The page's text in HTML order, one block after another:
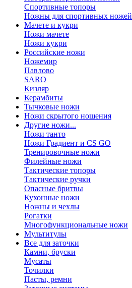
Спортивные топоры
Ножны для спортивных ножей
Мачете и кукри
Ножи мачете
Ножи кукри
Российские ножи
Ножемир
Павлово
SARO
Кизляр
Керамбиты
Тычковые ножи
Ножи скрытого ношения
Другие ножи...
Ножи танто
Ножи Градиент и CS GO
Тренировочные ножи
Филейные ножи
Тактические топоры
Тактические ручки
Опасные бритвы
Кухонные ножи
Ножны и чехлы
Рогатки
Многофункциональные ножи
Мультитулы
Все для заточки
Камни, бруски
Мусаты
Точилки
Пасты, ремни